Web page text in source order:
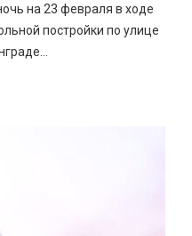
на 23 февраля в ходе
постройки по улице